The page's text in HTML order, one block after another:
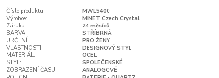
Číslo produktu:
MWL5400
Výrobce:
MINET Czech Crystal
Záruka:
24 měsíců
BARVA:
STŘÍBRNÁ
URČENÍ:
PRO ŽENY
VLASTNOSTI:
DESIGNOVÝ STYL
MATERIÁL:
OCEL
STYL:
SPOLEČENSKÉ
ZOBRAZENÍ ČASU:
ANALOGOVÉ